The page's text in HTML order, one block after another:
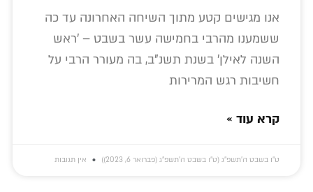
אנו מגישים קטע מתוך השיחה האחרונה עד כה
ששמענו מהרבי בחמישה עשר בשבט – 'ראש
השנה לאילן' בשנת תשנ"ב, בה מעורר הרבי על
חשיבות רגש המרירות
קרא עוד »
ט״ו בשבט ה׳תשפ״ג (ט״ו בשבט ה׳תשפ״ג (פברואר 6, 2023)) אין תגובות